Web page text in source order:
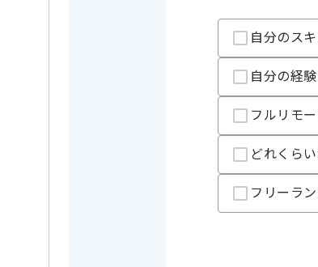
基本的には一部リモート作業を見込んでおり
自分のス
自分の経
フルリモ
どれくら
フリーラ